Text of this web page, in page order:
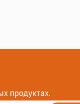
продуктах.